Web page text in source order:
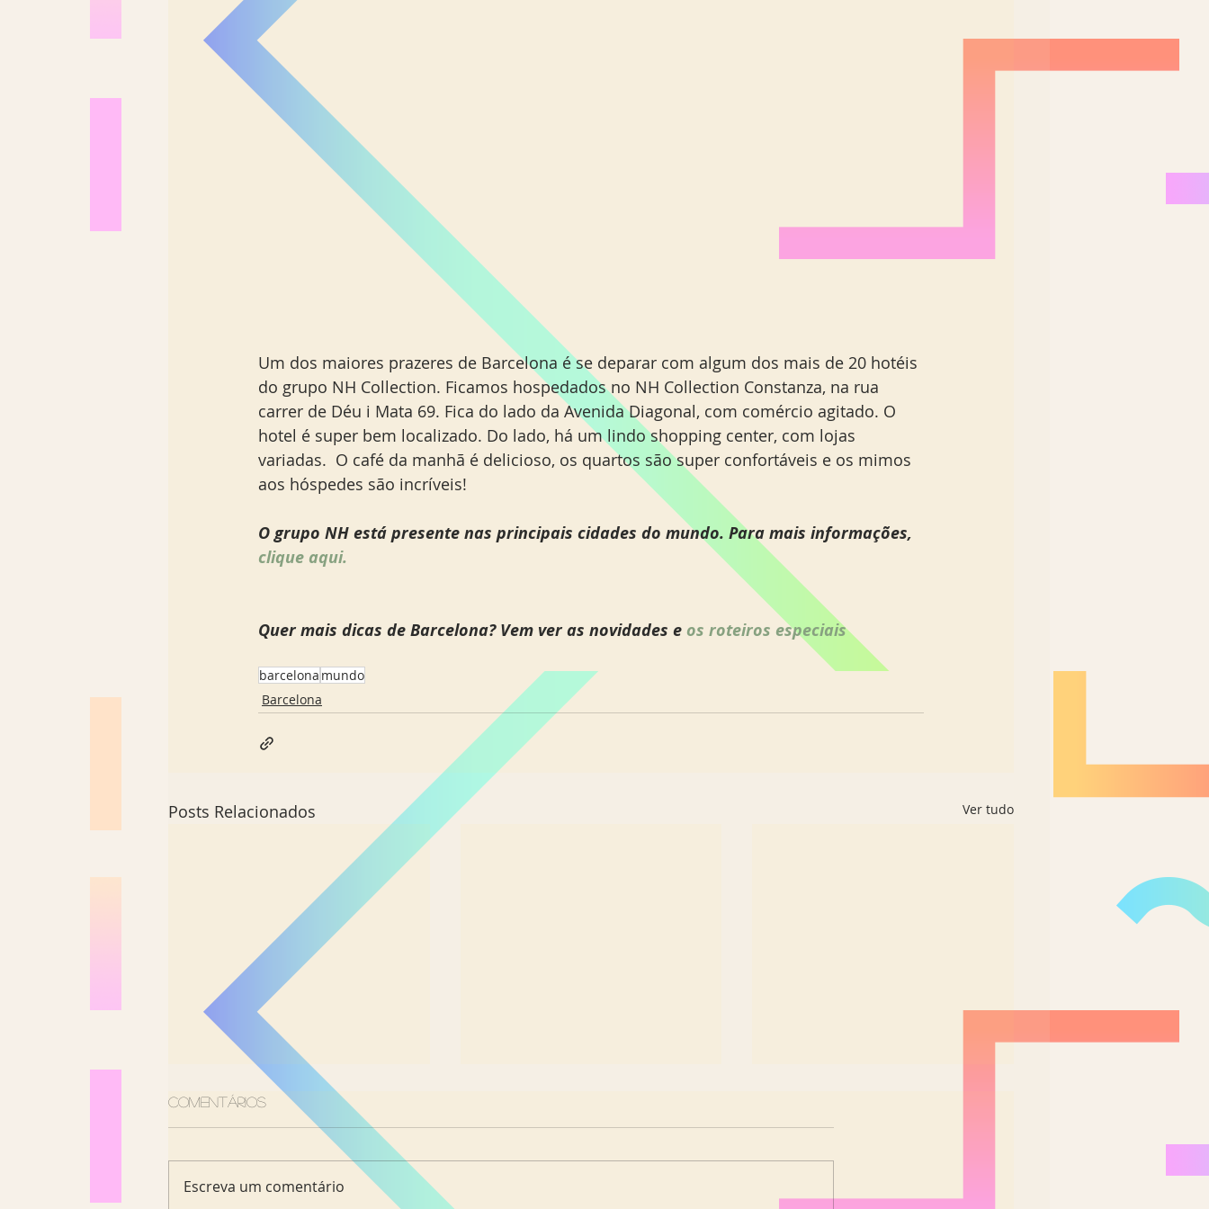
Los Angeles
Sul Brasil
Um dos maiores prazeres de Barcelona é se deparar com algum dos mais de 20 hotéis
do grupo NH Collection. Ficamos hospedados no NH Collection Constanza, na rua
carrer de Déu i Mata 69. Fica do lado da Avenida Diagonal, com comércio agitado. O
hotel é super bem localizado. Do lado, há um lindo shopping center, com lojas
variadas.  O café da manhã é delicioso, os quartos são super confortáveis e os mimos
aos hóspedes são incríveis!
O grupo NH está presente nas principais cidades do mundo. Para mais informações,
clique aqui.
Quer mais dicas de Barcelona? Vem ver as novidades e os roteiros especiais
barcelona mundo
Barcelona
Posts Relacionados Ver tudo
Comentários
Escreva um comentário